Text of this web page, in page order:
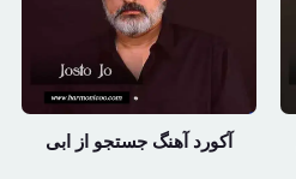
آکورد آهنگ جستجو از ابی